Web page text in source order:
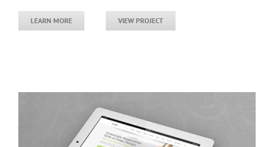
LEARN MORE VIEW PROJECT